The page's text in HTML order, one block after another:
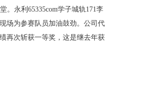
。永利65335com学子城轨171李
场为参赛队员加油鼓劲。公司代
再次斩获一等奖，这是继去年获